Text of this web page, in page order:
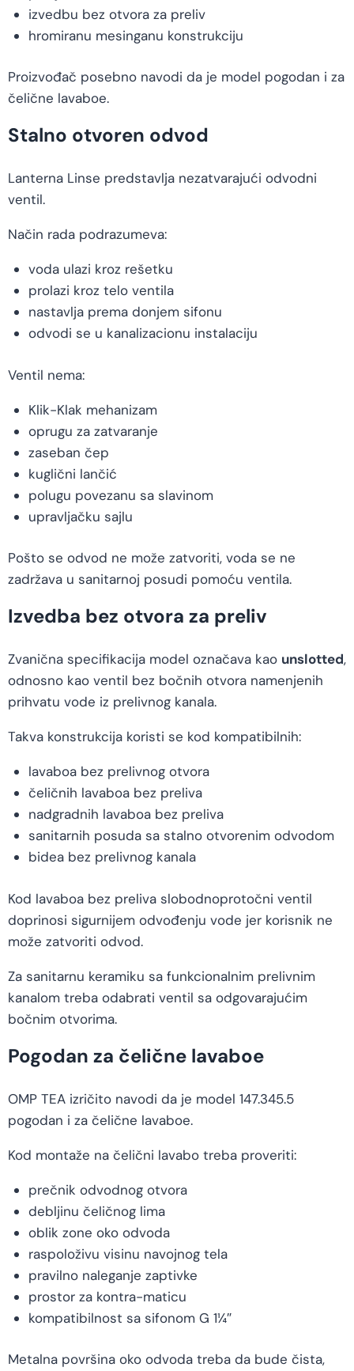
izvedbu bez otvora za preliv
hromiranu mesinganu konstrukciju
Proizvođač posebno navodi da je model pogodan i za
čelične lavaboe.
Stalno otvoren odvod
Lanterna Linse predstavlja nezatvarajući odvodni
ventil.
Način rada podrazumeva:
voda ulazi kroz rešetku
prolazi kroz telo ventila
nastavlja prema donjem sifonu
odvodi se u kanalizacionu instalaciju
Ventil nema:
Klik-Klak mehanizam
oprugu za zatvaranje
zaseban čep
kuglični lančić
polugu povezanu sa slavinom
upravljačku sajlu
Pošto se odvod ne može zatvoriti, voda se ne
zadržava u sanitarnoj posudi pomoću ventila.
Izvedba bez otvora za preliv
Zvanična specifikacija model označava kao unslotted,
odnosno kao ventil bez bočnih otvora namenjenih
prihvatu vode iz prelivnog kanala.
Takva konstrukcija koristi se kod kompatibilnih:
lavaboa bez prelivnog otvora
čeličnih lavaboa bez preliva
nadgradnih lavaboa bez preliva
sanitarnih posuda sa stalno otvorenim odvodom
bidea bez prelivnog kanala
Kod lavaboa bez preliva slobodnoprotočni ventil
doprinosi sigurnijem odvođenju vode jer korisnik ne
može zatvoriti odvod.
Za sanitarnu keramiku sa funkcionalnim prelivnim
kanalom treba odabrati ventil sa odgovarajućim
bočnim otvorima.
Pogodan za čelične lavaboe
OMP TEA izričito navodi da je model 147.345.5
pogodan i za čelične lavaboe.
Kod montaže na čelični lavabo treba proveriti:
prečnik odvodnog otvora
debljinu čeličnog lima
oblik zone oko odvoda
raspoloživu visinu navojnog tela
pravilno naleganje zaptivke
prostor za kontra-maticu
kompatibilnost sa sifonom G 1¼″
Metalna površina oko odvoda treba da bude čista,